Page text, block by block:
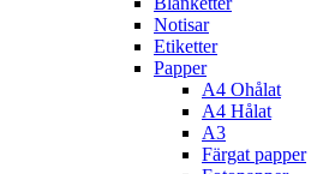
Notisar
Etiketter
Papper
A4 Ohålat
A4 Hålat
A3
Färgat papper